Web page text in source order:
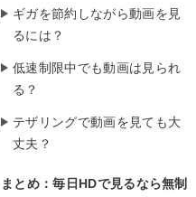
ギガを節約しながら動画を見
るには？
低速制限中でも動画は見られ
る？
テザリングで動画を見ても大
丈夫？
まとめ：毎日HDで見るなら無制